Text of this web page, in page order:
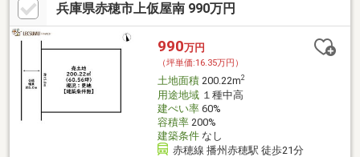
兵庫県赤穂市上仮屋南 990万円
990万円
（坪単価:16.35万円）
土地面積200.22m2
用途地域１種中高
建ぺい率60%
容積率200%
建築条件なし
赤穂線 播州赤穂駅 徒歩21分